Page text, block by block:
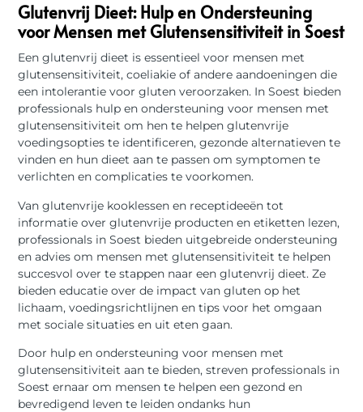
Glutenvrij Dieet: Hulp en Ondersteuning
voor Mensen met Glutensensitiviteit in Soest
Een glutenvrij dieet is essentieel voor mensen met
glutensensitiviteit, coeliakie of andere aandoeningen die
een intolerantie voor gluten veroorzaken. In Soest bieden
professionals hulp en ondersteuning voor mensen met
glutensensitiviteit om hen te helpen glutenvrije
voedingsopties te identificeren, gezonde alternatieven te
vinden en hun dieet aan te passen om symptomen te
verlichten en complicaties te voorkomen.
Van glutenvrije kooklessen en receptideeën tot
informatie over glutenvrije producten en etiketten lezen,
professionals in Soest bieden uitgebreide ondersteuning
en advies om mensen met glutensensitiviteit te helpen
succesvol over te stappen naar een glutenvrij dieet. Ze
bieden educatie over de impact van gluten op het
lichaam, voedingsrichtlijnen en tips voor het omgaan
met sociale situaties en uit eten gaan.
Door hulp en ondersteuning voor mensen met
glutensensitiviteit aan te bieden, streven professionals in
Soest ernaar om mensen te helpen een gezond en
bevredigend leven te leiden ondanks hun